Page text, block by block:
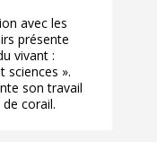
avec les
présente
vivant :
sciences ».
son travail
corail.